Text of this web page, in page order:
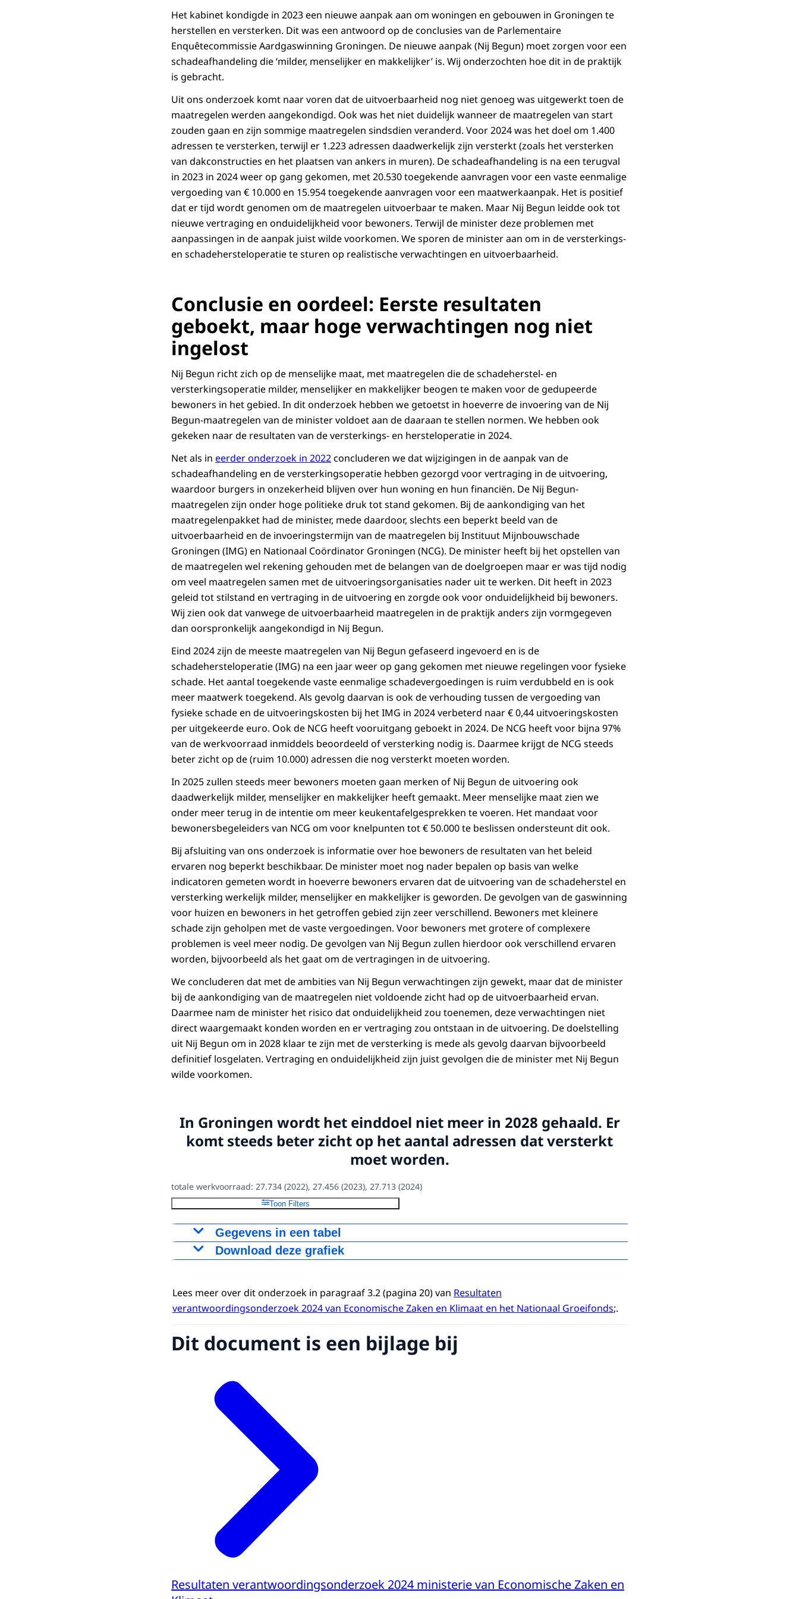
Het kabinet kondigde in 2023 een nieuwe aanpak aan om woningen en gebouwen in Groningen te
herstellen en versterken. Dit was een antwoord op de conclusies van de Parlementaire
Enquêtecommissie Aardgaswinning Groningen. De nieuwe aanpak (Nij Begun) moet zorgen voor een
schadeafhandeling die ‘milder, menselijker en makkelijker’ is. Wij onderzochten hoe dit in de praktijk
is gebracht.
Uit ons onderzoek komt naar voren dat de uitvoerbaarheid nog niet genoeg was uitgewerkt toen de
maatregelen werden aangekondigd. Ook was het niet duidelijk wanneer de maatregelen van start
zouden gaan en zijn sommige maatregelen sindsdien veranderd. Voor 2024 was het doel om 1.400
adressen te versterken, terwijl er 1.223 adressen daadwerkelijk zijn versterkt (zoals het versterken
van dakconstructies en het plaatsen van ankers in muren). De schadeafhandeling is na een terugval
in 2023 in 2024 weer op gang gekomen, met 20.530 toegekende aanvragen voor een vaste eenmalige
vergoeding van € 10.000 en 15.954 toegekende aanvragen voor een maatwerkaanpak. Het is positief
dat er tijd wordt genomen om de maatregelen uitvoerbaar te maken. Maar Nij Begun leidde ook tot
nieuwe vertraging en onduidelijkheid voor bewoners. Terwijl de minister deze problemen met
aanpassingen in de aanpak juist wilde voorkomen. We sporen de minister aan om in de versterkings-
en schadehersteloperatie te sturen op realistische verwachtingen en uitvoerbaarheid.
Conclusie en oordeel: Eerste resultaten
geboekt, maar hoge verwachtingen nog niet
ingelost
Nij Begun richt zich op de menselijke maat, met maatregelen die de schadeherstel- en
versterkingsoperatie milder, menselijker en makkelijker beogen te maken voor de gedupeerde
bewoners in het gebied. In dit onderzoek hebben we getoetst in hoeverre de invoering van de Nij
Begun-maatregelen van de minister voldoet aan de daaraan te stellen normen. We hebben ook
gekeken naar de resultaten van de versterkings- en hersteloperatie in 2024.
Net als in eerder onderzoek in 2022concluderen we dat wijzigingen in de aanpak van de
schadeafhandeling en de versterkingsoperatie hebben gezorgd voor vertraging in de uitvoering,
waardoor burgers in onzekerheid blijven over hun woning en hun financiën. De Nij Begun-
maatregelen zijn onder hoge politieke druk tot stand gekomen. Bij de aankondiging van het
maatregelenpakket had de minister, mede daardoor, slechts een beperkt beeld van de
uitvoerbaarheid en de invoeringstermijn van de maatregelen bij Instituut Mijnbouwschade
Groningen (IMG) en Nationaal Coördinator Groningen (NCG). De minister heeft bij het opstellen van
de maatregelen wel rekening gehouden met de belangen van de doelgroepen maar er was tijd nodig
om veel maatregelen samen met de uitvoeringsorganisaties nader uit te werken. Dit heeft in 2023
geleid tot stilstand en vertraging in de uitvoering en zorgde ook voor onduidelijkheid bij bewoners.
Wij zien ook dat vanwege de uitvoerbaarheid maatregelen in de praktijk anders zijn vormgegeven
dan oorspronkelijk aangekondigd in Nij Begun.
Eind 2024 zijn de meeste maatregelen van Nij Begun gefaseerd ingevoerd en is de
schadehersteloperatie (IMG) na een jaar weer op gang gekomen met nieuwe regelingen voor fysieke
schade. Het aantal toegekende vaste eenmalige schadevergoedingen is ruim verdubbeld en is ook
meer maatwerk toegekend. Als gevolg daarvan is ook de verhouding tussen de vergoeding van
fysieke schade en de uitvoeringskosten bij het IMG in 2024 verbeterd naar € 0,44 uitvoeringskosten
per uitgekeerde euro. Ook de NCG heeft vooruitgang geboekt in 2024. De NCG heeft voor bijna 97%
van de werkvoorraad inmiddels beoordeeld of versterking nodig is. Daarmee krijgt de NCG steeds
beter zicht op de (ruim 10.000) adressen die nog versterkt moeten worden.
In 2025 zullen steeds meer bewoners moeten gaan merken of Nij Begun de uitvoering ook
daadwerkelijk milder, menselijker en makkelijker heeft gemaakt. Meer menselijke maat zien we
onder meer terug in de intentie om meer keukentafelgesprekken te voeren. Het mandaat voor
bewonersbegeleiders van NCG om voor knelpunten tot € 50.000 te beslissen ondersteunt dit ook.
Bij afsluiting van ons onderzoek is informatie over hoe bewoners de resultaten van het beleid
ervaren nog beperkt beschikbaar. De minister moet nog nader bepalen op basis van welke
indicatoren gemeten wordt in hoeverre bewoners ervaren dat de uitvoering van de schadeherstel en
versterking werkelijk milder, menselijker en makkelijker is geworden. De gevolgen van de gaswinning
voor huizen en bewoners in het getroffen gebied zijn zeer verschillend. Bewoners met kleinere
schade zijn geholpen met de vaste vergoedingen. Voor bewoners met grotere of complexere
problemen is veel meer nodig. De gevolgen van Nij Begun zullen hierdoor ook verschillend ervaren
worden, bijvoorbeeld als het gaat om de vertragingen in de uitvoering.
We concluderen dat met de ambities van Nij Begun verwachtingen zijn gewekt, maar dat de minister
bij de aankondiging van de maatregelen niet voldoende zicht had op de uitvoerbaarheid ervan.
Daarmee nam de minister het risico dat onduidelijkheid zou toenemen, deze verwachtingen niet
direct waargemaakt konden worden en er vertraging zou ontstaan in de uitvoering. De doelstelling
uit Nij Begun om in 2028 klaar te zijn met de versterking is mede als gevolg daarvan bijvoorbeeld
definitief losgelaten. Vertraging en onduidelijkheid zijn juist gevolgen die de minister met Nij Begun
wilde voorkomen.
In Groningen wordt het einddoel niet meer in 2028 gehaald. Er
komt steeds beter zicht op het aantal adressen dat versterkt
moet worden.
totale werkvoorraad: 27.734 (2022), 27.456 (2023), 27.713 (2024)
Toon Filters
Gegevens in een tabel
Veilig verklaard
Veilig verklaard
Wel onderzocht, niet
20224739 3326 11880
20237454 4450 11021
4522
Download deze grafiek
Download CSV-bestand
Lees meer over dit onderzoek in paragraaf 3.2 (pagina 20) van Resultaten
verantwoordingsonderzoek 2024 van Economische Zaken en Klimaat en het Nationaal Groeifonds;.
Dit document is een bijlage bij
Resultaten verantwoordingsonderzoek 2024 ministerie van Economische Zaken en